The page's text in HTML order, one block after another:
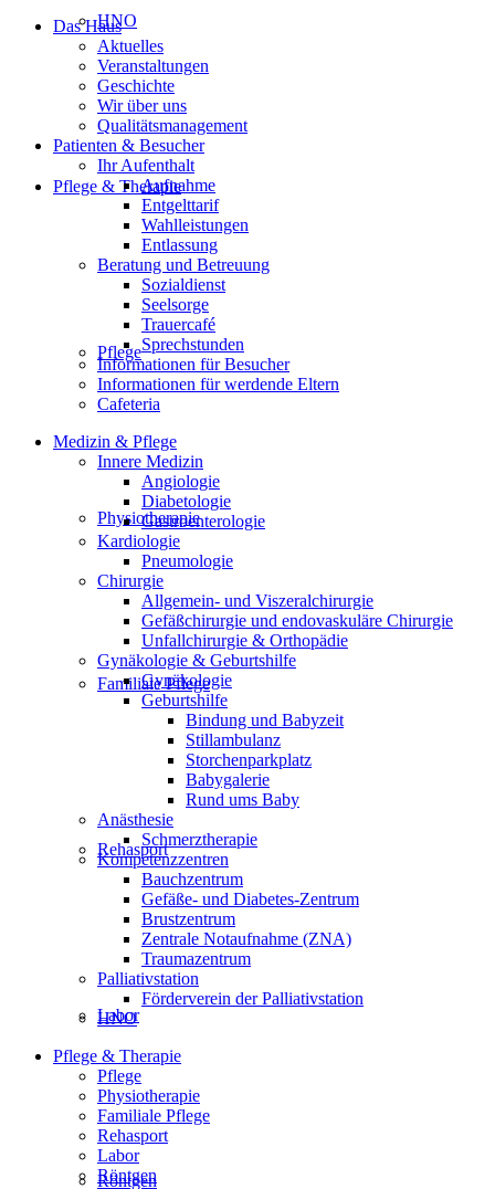
HNO
Pflege & Therapie
Pflege
Physiotherapie
Familiale Pflege
Rehasport
Labor
Röntgen
Das Haus
Aktuelles
Veranstaltungen
Geschichte
Wir über uns
Qualitätsmanagement
Patienten & Besucher
Ihr Aufenthalt
Aufnahme
Entgelttarif
Wahlleistungen
Entlassung
Beratung und Betreuung
Sozialdienst
Seelsorge
Trauercafé
Sprechstunden
Informationen für Besucher
Informationen für werdende Eltern
Cafeteria
Medizin & Pflege
Innere Medizin
Angiologie
Diabetologie
Gastroenterologie
Kardiologie
Pneumologie
Chirurgie
Allgemein- und Viszeralchirurgie
Gefäßchirurgie und endovaskuläre Chirurgie
Unfallchirurgie & Orthopädie
Gynäkologie & Geburtshilfe
Gynäkologie
Geburtshilfe
Bindung und Babyzeit
Stillambulanz
Storchenparkplatz
Babygalerie
Rund ums Baby
Anästhesie
Schmerztherapie
Kompetenzzentren
Bauchzentrum
Gefäße- und Diabetes-Zentrum
Brustzentrum
Zentrale Notaufnahme (ZNA)
Traumazentrum
Palliativstation
Förderverein der Palliativstation
HNO
Pflege & Therapie
Pflege
Physiotherapie
Familiale Pflege
Rehasport
Labor
Röntgen